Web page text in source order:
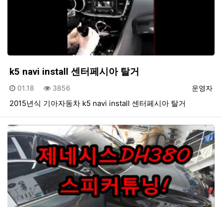
k5 navi install 센터페시아 탈거
등록자
운영자
등록일
01.18 조회
3856
2015년식 기아자동차 k5 navi install 센터페시아 탈거